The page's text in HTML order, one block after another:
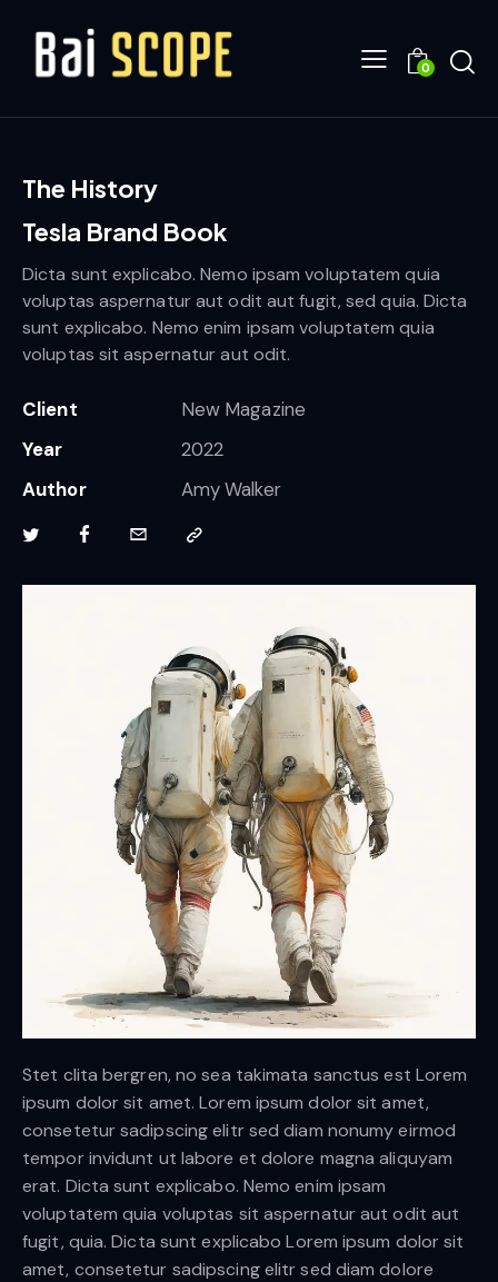
0
The History
Tesla Brand Book
Dicta sunt explicabo. Nemo ipsam voluptatem quia
voluptas aspernatur aut odit aut fugit, sed quia. Dicta
sunt explicabo. Nemo enim ipsam voluptatem quia
voluptas sit aspernatur aut odit.
Client
New Magazine
Year
2022
Author
Amy Walker
Stet clita bergren, no sea takimata sanctus est Lorem
ipsum dolor sit amet. Lorem ipsum dolor sit amet,
consetetur sadipscing elitr sed diam nonumy eirmod
tempor invidunt ut labore et dolore magna aliquyam
erat. Dicta sunt explicabo. Nemo enim ipsam
voluptatem quia voluptas sit aspernatur aut odit aut
fugit, quia. Dicta sunt explicabo Lorem ipsum dolor sit
amet, consetetur sadipscing elitr sed diam dolore